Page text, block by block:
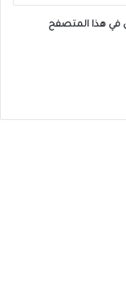
في هذا المتصفح